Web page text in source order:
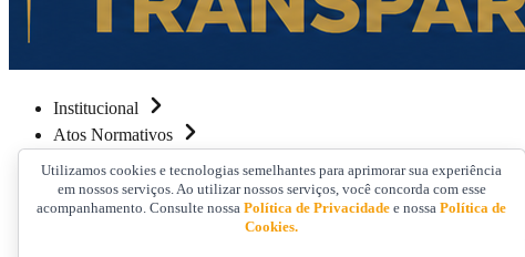
Institucional
Atos Normativos
Financeiro
Prestação de Contas
Licitações e Convênios
Utilizamos cookies e tecnologias semelhantes para aprimorar sua experiência
em nossos serviços. Ao utilizar nossos serviços, você concorda com esse
acompanhamento. Consulte nossaPolítica de Privacidade e nossaPolítica de
Cookies.